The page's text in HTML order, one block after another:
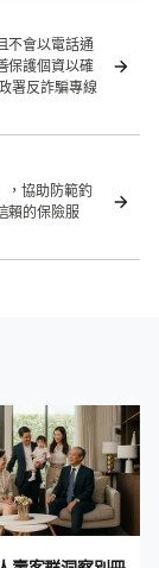
不會以電話通
保護個資以確
署反詐騙專線
，協助防範釣
賴的保險服